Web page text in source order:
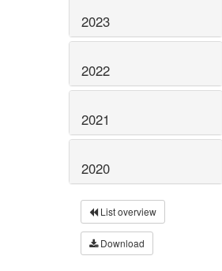
2023
2022
2021
2020
List overview
Download